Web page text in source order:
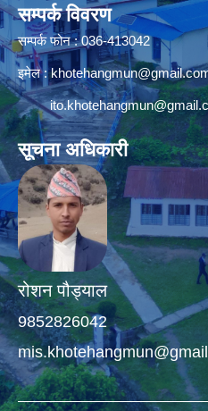
सम्पर्क विवरण
सम्पर्क फोन : 036-413042
इमेल :
सूचना अधिकारी
रोशन पौड्याल
9852826042